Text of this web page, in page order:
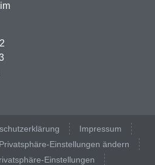
Impressum
Privatsphäre-Einstellungen ändern
Einstellungen